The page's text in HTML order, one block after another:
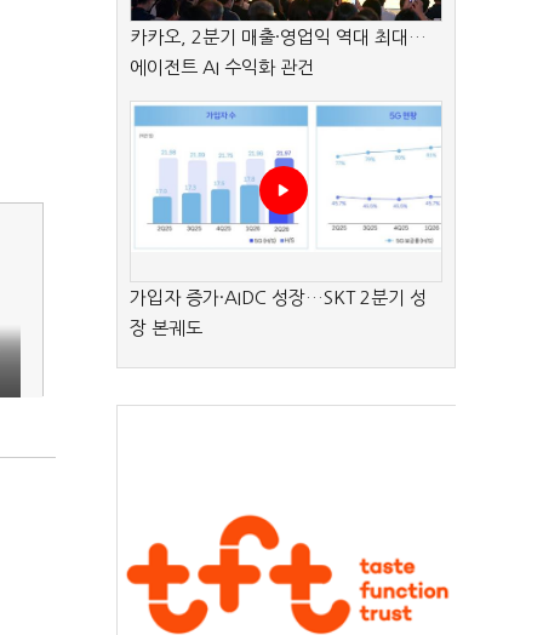
카카오, 2분기 매출·영업익 역대 최대…
에이전트 AI 수익화 관건
가입자 증가·AIDC 성장…SKT 2분기 성
장 본궤도